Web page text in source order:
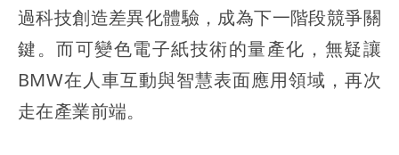
過科技創造差異化體驗，成為下一階段競爭關
鍵。而可變色電子紙技術的量產化，無疑讓
BMW在人車互動與智慧表面應用領域，再次
走在產業前端。